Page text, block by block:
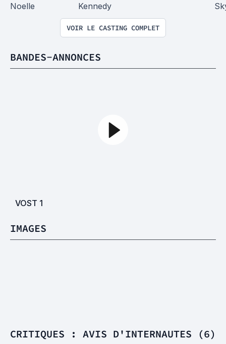
Noelle
Kennedy
VOIR LE CASTING COMPLET
BANDES-ANNONCES
VOST 1
IMAGES
CRITIQUES : AVIS D'INTERNAUTES (6)